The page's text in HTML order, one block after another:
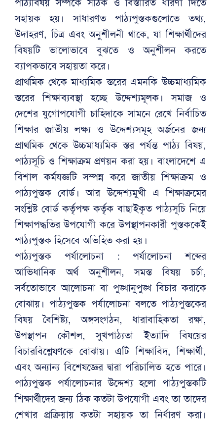
সহায়ক হয়। সাধারণত পাঠ্যপুস্তকগুলোতে তথ্য,
উদাহরণ, চিত্র এবং অনুশীলনী থাকে, যা শিক্ষার্থীদের
বিষয়টি ভালোভাবে বুঝতে ও অনুশীলন করতে
ব্যাপকভাবে সহায়তা করে।
প্রাথমিক থেকে মাধ্যমিক স্তরের এমনকি উচ্চমাধ্যমিক
স্তরের শিক্ষাব্যবস্থা হচ্ছে উদ্দেশ্যমূলক। সমাজ ও
দেশের যুগোপযোগী চাহিদাকে সামনে রেখে নির্বাচিত
শিক্ষার জাতীয় লক্ষ্য ও উদ্দেশ্যসমূহ অর্জনের জন্য
প্রাথমিক থেকে উচ্চমাধ্যমিক স্তর পর্যন্ত পাঠ্য বিষয়,
পাঠ্যসূচি ও শিক্ষাক্রম প্রণয়ন করা হয়। বাংলাদেশে এ
বিশাল কর্মযজ্ঞটি সম্পন্ন করে জাতীয় শিক্ষাক্রম ও
পাঠ্যপুস্তক বোর্ড। আর উদ্দেশ্যমুখী এ শিক্ষাক্রমের
সংশ্লিষ্ট বোর্ড কর্তৃপক্ষ কর্তৃক বাছাইকৃত পাঠ্যসূচি নিয়ে
শিক্ষাপদ্ধতির উপযোগী করে উপস্থাপনকারী পুস্তককেই
পাঠ্যপুস্তক হিসেবে অভিহিত করা হয়।
পাঠ্যপুস্তক পর্যালোচনা : পর্যালোচনা শব্দের
আভিধানিক অর্থ অনুশীলন, সমস্ত বিষয় চর্চা,
সর্বতোভাবে আলোচনা বা পুঙ্খানুপুঙ্খ বিচার করাকে
বোঝায়। পাঠ্যপুস্তক পর্যালোচনা বলতে পাঠ্যপুস্তকের
বিষয় বৈশিষ্ট্য, অঙ্গসংগঠন, ধারাবাহিকতা রক্ষা,
উপস্থাপন কৌশল, সুখপাঠ্যতা ইত্যাদি বিষয়ের
বিচারবিশ্লেষণকে বোঝায়। এটি শিক্ষাবিদ, শিক্ষার্থী,
এবং অন্যান্য বিশেষজ্ঞের দ্বারা পরিচালিত হতে পারে।
পাঠ্যপুস্তক পর্যালোচনার উদ্দেশ্য হলো পাঠ্যপুস্তকটি
শিক্ষার্থীদের জন্য ঠিক কতটা উপযোগী এবং তা তাদের
শেখার প্রক্রিয়ায় কতটা সহায়ক তা নির্ধারণ করা।